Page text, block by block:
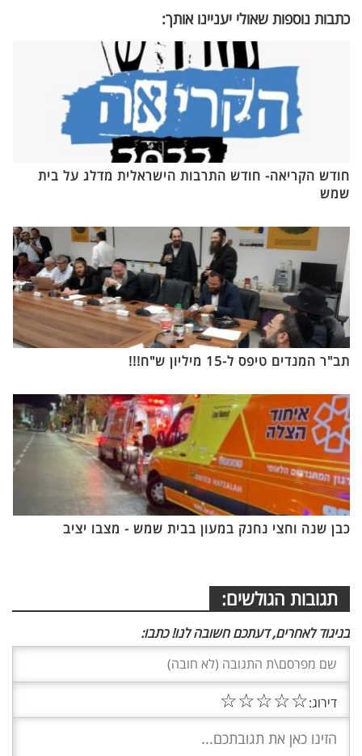
כתבות נוספות שאולי יעניינו אותך:
חודש הקריאה- חודש התרבות הישראלית מדלג על בית
שמש
תב"ר המנדים טיפס ל-15 מיליון ש"ח!!!
כבן שנה וחצי נחנק במעון בבית שמש - מצבו יציב
תגובות הגולשים:
בניגוד לאחרים, דעתכם חשובה לנו! כתבו:
דירוג:☆
☆
☆
☆
☆